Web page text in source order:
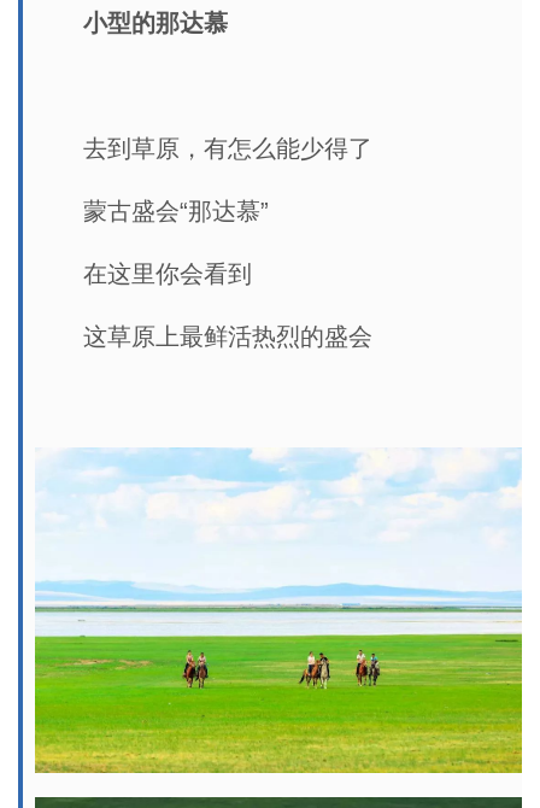
小型的那达慕
去到草原，有怎么能少得了
蒙古盛会“那达慕”
在这里你会看到
这草原上最鲜活热烈的盛会